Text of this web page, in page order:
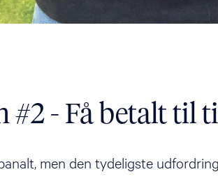
#2 - Få betalt til
men den tydeligste